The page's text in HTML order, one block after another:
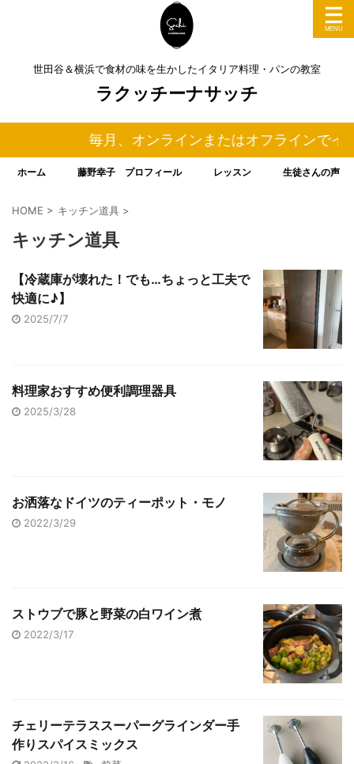
世田谷＆横浜で食材の味を生かしたイタリア料理・パンの教室
ラクッチーナサッチ
毎月、オンラインまたはオフラインでイ
ホーム 藤野幸子 プロフィール レッスン 生徒さんの声
HOME > キッチン道具 >
キッチン道具
【冷蔵庫が壊れた！でも…ちょっと工夫で
快適に♪】
2025/7/7
料理家おすすめ便利調理器具
2025/3/28
お洒落なドイツのティーポット・モノ
2022/3/29
ストウブで豚と野菜の白ワイン煮
2022/3/17
チェリーテラススーパーグラインダー手
作りスパイスミックス